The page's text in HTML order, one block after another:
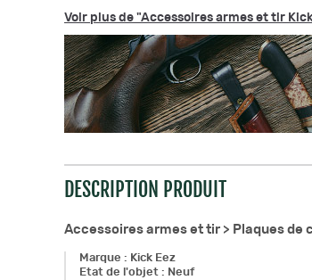
Voir plus de "Accessoires armes et tir
DESCRIPTION PRODUIT
Accessoires armes et tir > Plaques de
Marque : Kick Eez
Etat de l'objet : Neuf